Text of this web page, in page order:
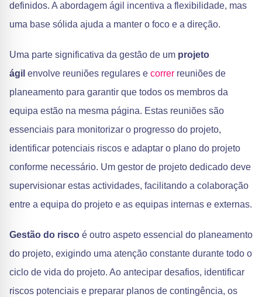
definidos. A abordagem ágil incentiva a flexibilidade, mas
uma base sólida ajuda a manter o foco e a direção.
Uma parte significativa da gestão de um projeto
ágil envolve reuniões regulares e correr reuniões de
planeamento para garantir que todos os membros da
equipa estão na mesma página. Estas reuniões são
essenciais para monitorizar o progresso do projeto,
identificar potenciais riscos e adaptar o plano do projeto
conforme necessário. Um gestor de projeto dedicado deve
supervisionar estas actividades, facilitando a colaboração
entre a equipa do projeto e as equipas internas e externas.
Gestão do risco é outro aspeto essencial do planeamento
do projeto, exigindo uma atenção constante durante todo o
ciclo de vida do projeto. Ao antecipar desafios, identificar
riscos potenciais e preparar planos de contingência, os